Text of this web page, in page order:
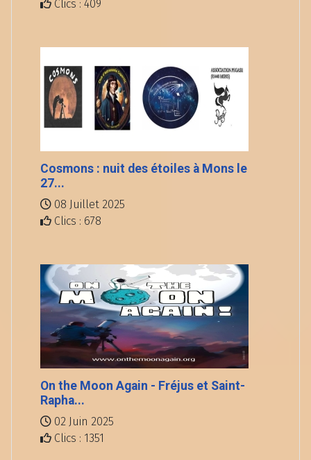
Clics : 409
Cosmons : nuit des étoiles à Mons le
27...
08 Juillet 2025
Clics : 678
On the Moon Again - Fréjus et Saint-
Rapha...
02 Juin 2025
Clics : 1351